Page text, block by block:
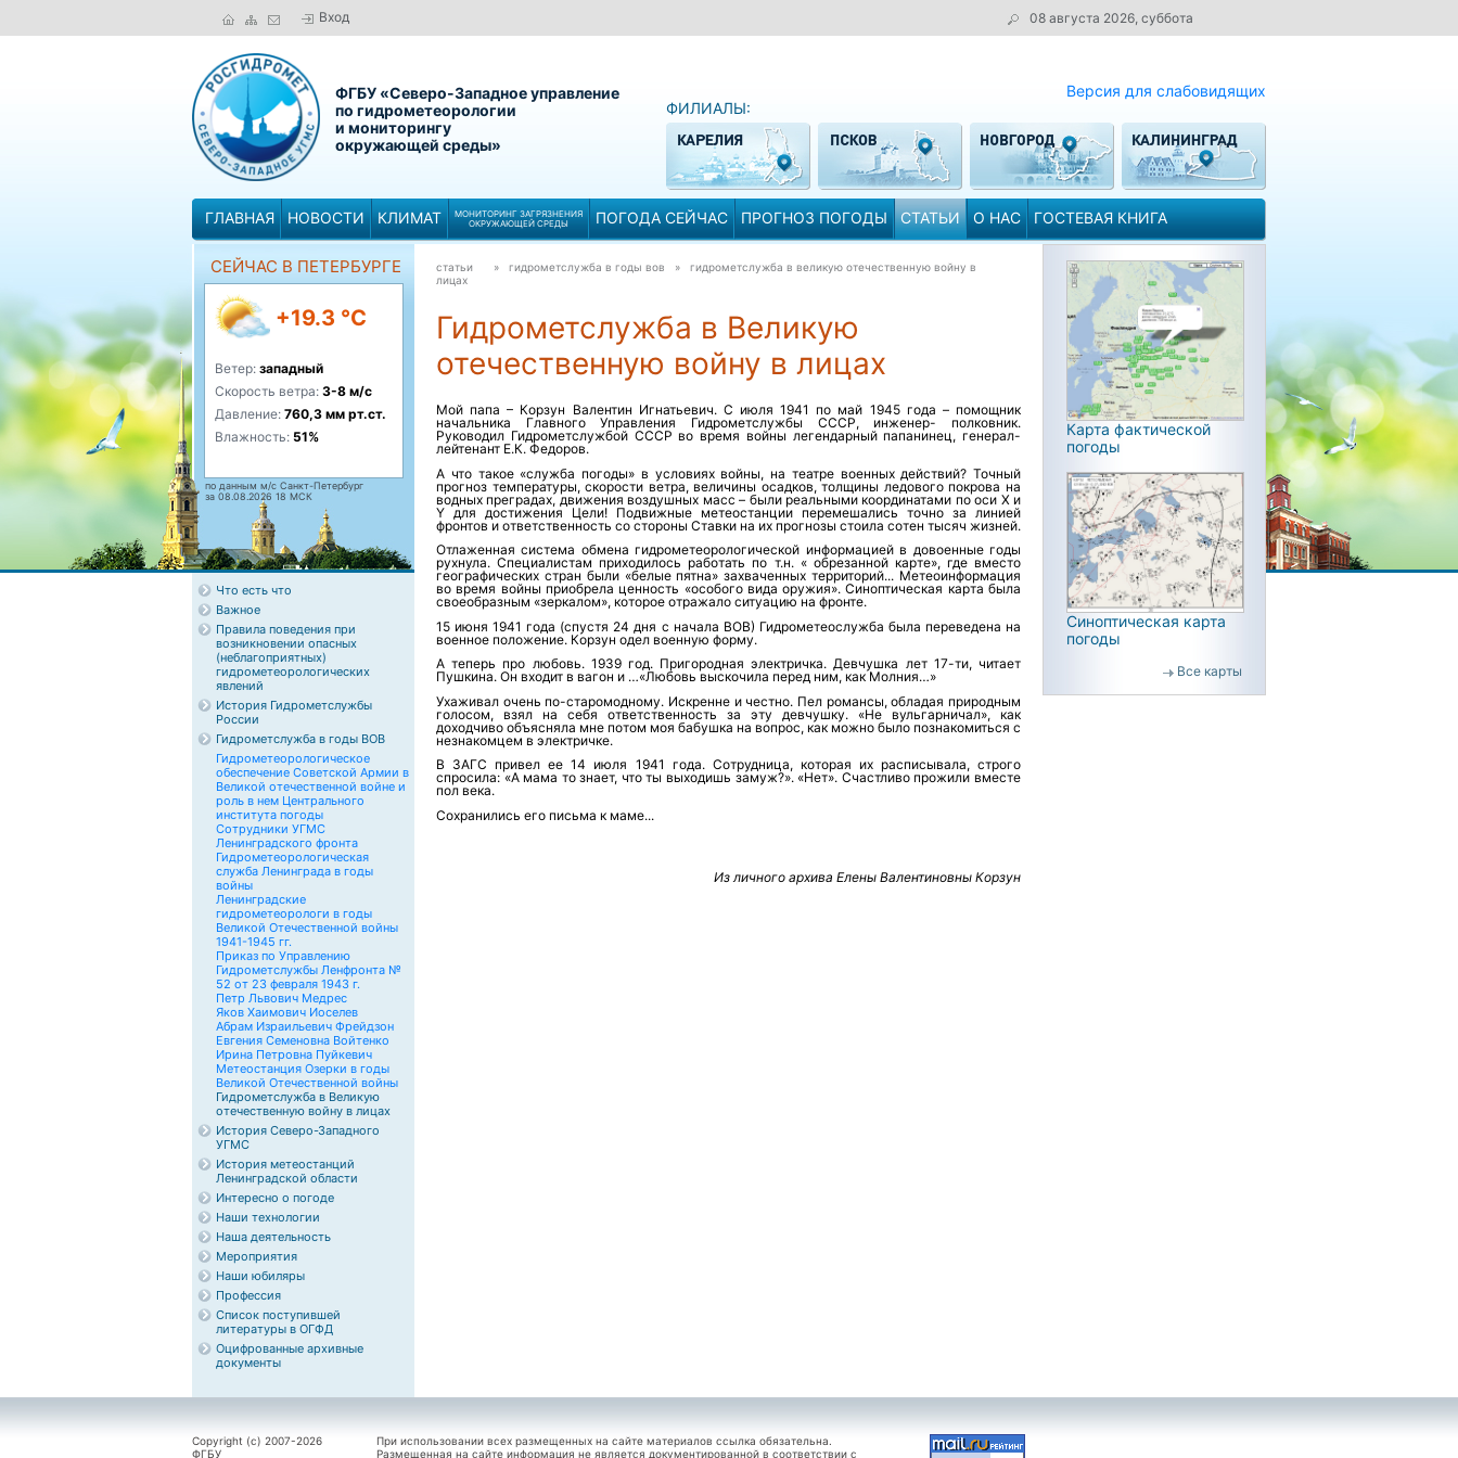
Вход 08 августа 2026, суббота
ФГБУ «Северо-Западное управление
по гидрометеорологии
и мониторингу
окружающей среды»
Версия для слабовидящих
ФИЛИАЛЫ:
ГЛАВНАЯ НОВОСТИ КЛИМАТ
МОНИТОРИНГ ЗАГРЯЗНЕНИЯ
ОКРУЖАЮЩЕЙ СРЕДЫ
ПОГОДА СЕЙЧАС ПРОГНОЗ ПОГОДЫ СТАТЬИ О НАС ГОСТЕВАЯ КНИГА
СЕЙЧАС В ПЕТЕРБУРГЕ
+19.3 °C
Ветер: западный
Скорость ветра: 3-8 м/с
Давление: 760,3 мм рт.ст.
Влажность: 51%
по данным м/с Санкт-Петербург
за 08.08.2026 18 МСК
Что есть что
Важное
Правила поведения при
возникновении опасных
(неблагоприятных)
гидрометеорологических
явлений
История Гидрометслужбы
России
Гидрометслужба в годы ВОВ
Гидрометеорологическое
обеспечение Советской Армии в
Великой отечественной войне и
роль в нем Центрального
института погоды
Сотрудники УГМС
Ленинградского фронта
Гидрометеорологическая
служба Ленинграда в годы
войны
Ленинградские
гидрометеорологи в годы
Великой Отечественной войны
1941-1945 гг.
Приказ по Управлению
Гидрометслужбы Ленфронта №
52 от 23 февраля 1943 г.
Петр Львович Медрес
Яков Хаимович Иоселев
Абрам Израильевич Фрейдзон
Евгения Семеновна Войтенко
Ирина Петровна Пуйкевич
Метеостанция Озерки в годы
Великой Отечественной войны
Гидрометслужба в Великую
отечественную войну в лицах
История Северо-Западного
УГМС
История метеостанций
Ленинградской области
Интересно о погоде
Наши технологии
Наша деятельность
Мероприятия
Наши юбиляры
Профессия
Список поступившей
литературы в ОГФД
Оцифрованные архивные
документы
статьи » гидрометслужба в годы вов » гидрометслужба в великую отечественную войну в
лицах
Гидрометслужба в Великую
отечественную войну в лицах
Мой папа – Корзун Валентин Игнатьевич. С июля 1941 по май 1945 года – помощник
начальника Главного Управления Гидрометслужбы СССР, инженер- полковник.
Руководил Гидрометслужбой СССР во время войны легендарный папанинец, генерал-
лейтенант Е.К. Федоров.
А что такое «служба погоды» в условиях войны, на театре военных действий? Точный
прогноз температуры, скорости ветра, величины осадков, толщины ледового покрова на
водных преградах, движения воздушных масс – были реальными координатами по оси Х и
Y для достижения Цели! Подвижные метеостанции перемешались точно за линией
фронтов и ответственность со стороны Ставки на их прогнозы стоила сотен тысяч жизней.
Отлаженная система обмена гидрометеорологической информацией в довоенные годы
рухнула. Специалистам приходилось работать по т.н. « обрезанной карте», где вместо
географических стран были «белые пятна» захваченных территорий... Метеоинформация
во время войны приобрела ценность «особого вида оружия». Синоптическая карта была
своеобразным «зеркалом», которое отражало ситуацию на фронте.
15 июня 1941 года (спустя 24 дня с начала ВОВ) Гидрометеослужба была переведена на
военное положение. Корзун одел военную форму.
А теперь про любовь. 1939 год. Пригородная электричка. Девчушка лет 17-ти, читает
Пушкина. Он входит в вагон и …«Любовь выскочила перед ним, как Молния…»
Ухаживал очень по-старомодному. Искренне и честно. Пел романсы, обладая природным
голосом, взял на себя ответственность за эту девчушку. «Не вульгарничал», как
доходчиво объясняла мне потом моя бабушка на вопрос, как можно было познакомиться с
незнакомцем в электричке.
В ЗАГС привел ее 14 июля 1941 года. Сотрудница, которая их расписывала, строго
спросила: «А мама то знает, что ты выходишь замуж?». «Нет». Счастливо прожили вместе
пол века.
Сохранились его письма к маме...
Из личного архива Елены Валентиновны Корзун
Карта фактической
погоды
Синоптическая карта
погоды
Все карты
Copyright (c) 2007-2026
ФГБУ
При использовании всех размещенных на сайте материалов ссылка обязательна.
Размещенная на сайте информация не является документированной в соответствии с